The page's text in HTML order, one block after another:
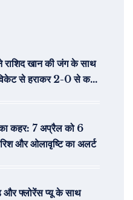
राशिद खान की जंग के साथ
विकेट से हराकर 2-0 से कर
का कहर: 7 अप्रैल को 6
और ओलावृष्टि का अलर्ट
और फ्लोरेंस प्यू के साथ